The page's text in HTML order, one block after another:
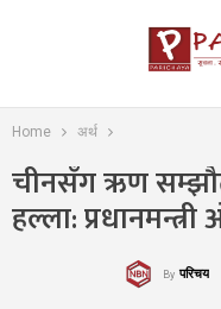
Home अर्थ
चीनसँग ऋण
हल्ला:
By परिचय